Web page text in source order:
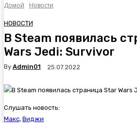
Домой Новости
НОВОСТИ
В Steam появилась
Wars Jedi: Survivor
By Admin01 25.07.2022
Слушать новость:
Макс, Виджи